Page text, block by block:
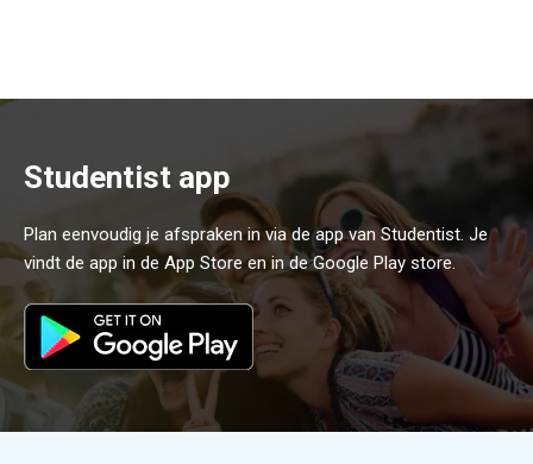
Studentist app
Plan eenvoudig je afspraken in via de app van Studentist. Je
vindt de app in de App Store en in de Google Play store.